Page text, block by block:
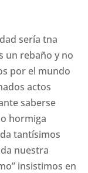
sería tna
un rebaño y no
por el mundo
actos
saberse
hormiga
tantísimos
nuestra
insistimos en